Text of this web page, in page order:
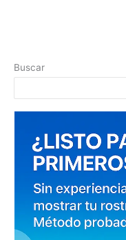
Buscar